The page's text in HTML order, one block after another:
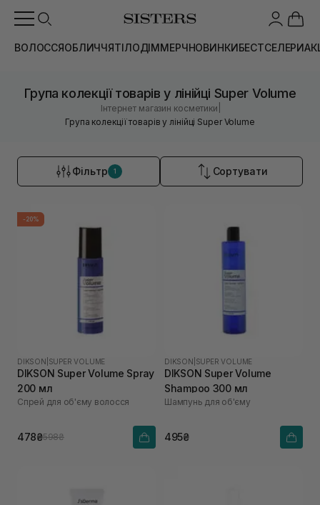
ВОЛОССЯОБЛИЧЧЯТІЛОДІММЕРЧНОВИНКИБЕСТСЕЛЕРИ
Група колекції товарів у лінійці Super Volume
Інтернет магазин косметики
Група колекції товарів у лінійці Super Volume
Фільтр 1 Сортувати
-20%
DIKSON SUPER VOLUME
DIKSON Super Volume Spray
200 мл
Спрей для об'єму волосся
478₴598₴
DIKSON SUPER VOLUME
DIKSON Super Volume
Shampoo 300 мл
Шампунь для об'єму
495₴